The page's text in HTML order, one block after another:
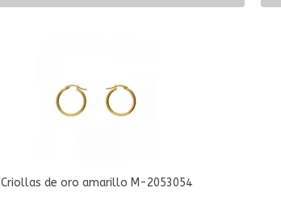
Criollas de oro amarillo M-2053054